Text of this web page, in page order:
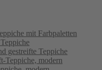
mit Farbpaletten
gestreifte Teppiche
Teppiche, modern